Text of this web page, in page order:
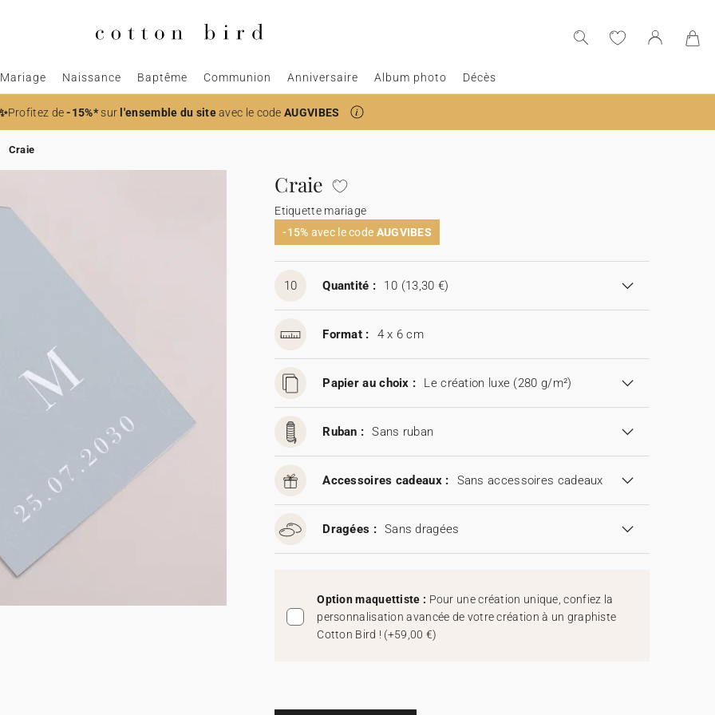
Mariage Naissance Baptême Communion Anniversaire Album photo Décès
Profitez de-15%*surl'ensemble du siteavec le code AUGVIBES
Craie
Craie
Etiquette mariage
-15% avec le code AUGVIBES
10 Quantité : 10 (13,30 €)
Format : 4 x 6 cm
Papier au choix : Le création luxe (280 g/m²)
Ruban : Sans ruban
Accessoires cadeaux : Sans accessoires cadeaux
Dragées : Sans dragées
Option maquettiste : Pour une création unique, confiez la
personnalisation avancée de votre création à un graphiste
Cotton Bird ! (+59,00 €)